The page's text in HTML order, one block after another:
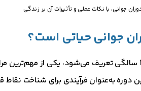
جوانی، با نکات عملی و تأثیرات آن بر زندگی
جوانی حیاتی است؟
، که معمولاً از 15 تا 25 سالگی تعریف می‌شود،
دوره به‌عنوان فرآیندی برای شناخت